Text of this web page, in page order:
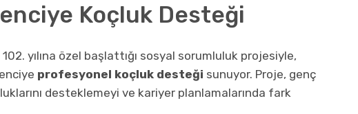
Koçluk Desteği
yılına özel başlattığı sosyal sorumluluk projesiyle,
profesyonel koçluk desteği sunuyor. Proje, genç
desteklemeyi ve kariyer planlamalarında fark